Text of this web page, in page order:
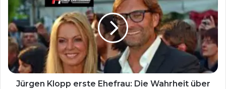
Jürgen Klopp erste Ehefrau: Die Wahrheit über